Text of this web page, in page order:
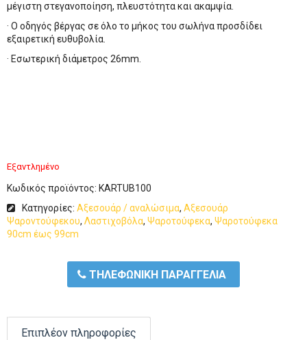
μέγιστη στεγανοποίηση, πλευστότητα και ακαμψία.
· Ο οδηγός βέργας σε όλο το μήκος του σωλήνα προσδίδει
εξαιρετική ευθυβολία.
· Εσωτερική διάμετρος 26mm.
Εξαντλημένο
Κωδικός προϊόντος: KARTUB100
Κατηγορίες: Αξεσουάρ / αναλώσιμα, Αξεσουάρ
Ψαροντούφεκου, Λαστιχοβόλα, Ψαροτούφεκα, Ψαροτούφεκα
90cm έως 99cm
ΤΗΛΕΦΩΝΙΚΗ ΠΑΡΑΓΓΕΛΙΑ
Επιπλέον πληροφορίες